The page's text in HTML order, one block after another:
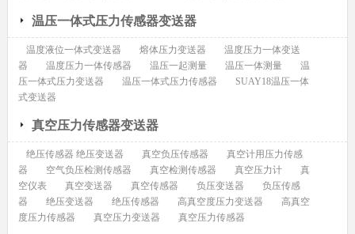
温压一体式压力传感器变送器
温度液位一体式变送器 熔体压力变送器
温度压力一体变送
器
温度压力一体传感器 温压一起测量 温压一体测量
温
压一体式压力变送器
温压一体式压力传感器
SUAY18温压一体
式变送器
真空压力传感器变送器
绝压传感器 绝压变送器 真空负压传感器
真空计用压力传感
器
空气负压检测传感器 真空检测传感器 真空压力计
真
空仪表
真空变送器 真空传感器 负压变送器
负压传感
器
绝压变送器 绝压传感器 高真空度压力变送器
高真空
度压力传感器
真空压力变送器 真空压力传感器